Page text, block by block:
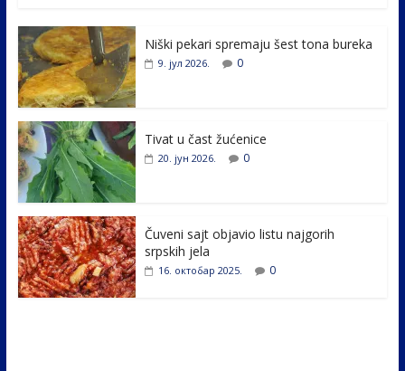
e
b
o
o
k
itt
er e
er
e
Niški pekari spremaju šest tona bureka
9. јул 2026. 0
Tivat u čast žućenice
20. јун 2026. 0
Čuveni sajt objavio listu najgorih
srpskih jela
16. октобар 2025. 0